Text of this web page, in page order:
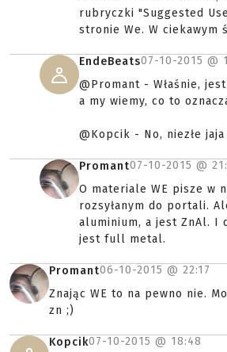
rubryczki "Suggested
stronie We. W ciekawym
EndeBeats07-10-2015 @
@Promant - Właśnie,
a my wiemy, co to
@Kopcik - No, niezłe jaja
Promant07-10-2015 @
O materiale WE pisze w
rozsyłanym do portali.
aluminium, a jest ZnAl. I
jest full metal.
Promant06-10-2015 @ 22:17
Znając WE to na pewno nie.
zn ;)
Kopcik07-10-2015 @ 18:48